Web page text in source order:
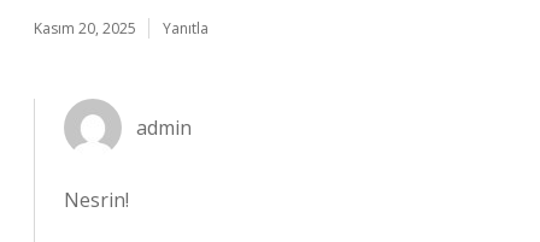
Kasım 20, 2025 Yanıtla
admin
Nesrin!